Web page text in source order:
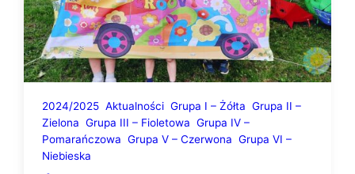
2024/2025 Aktualności Grupa I – Żółta Grupa II –
Zielona Grupa III – Fioletowa Grupa IV –
Pomarańczowa Grupa V – Czerwona Grupa VI –
Niebieska